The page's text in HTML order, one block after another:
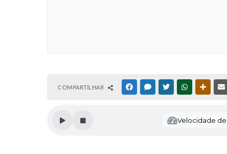
COMPARTILHAR FACEBOOKMESSENGER
TWITTERWHATSAPP
Velocidade de